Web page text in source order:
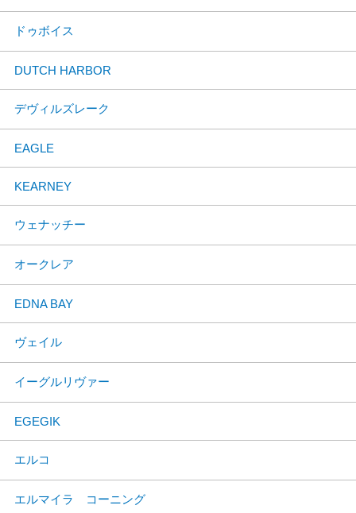
ドゥボイス
DUTCH HARBOR
デヴィルズレーク
EAGLE
KEARNEY
ウェナッチー
オークレア
EDNA BAY
ヴェイル
イーグルリヴァー
EGEGIK
エルコ
エルマイラ コーニング